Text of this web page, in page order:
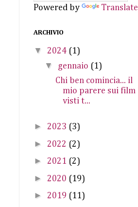
Powered by Translate
ARCHIVIO
▼ 2024 (1)
▼ gennaio (1)
Chi ben comincia... il
mio parere sui film
visti t...
► 2023 (3)
► 2022 (2)
► 2021 (2)
► 2020 (19)
► 2019 (11)